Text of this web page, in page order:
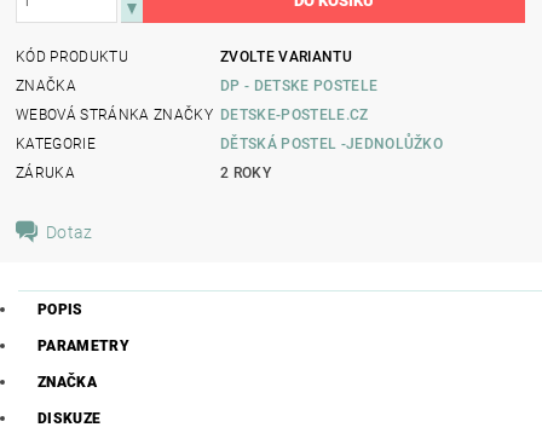
KÓD PRODUKTU
ZVOLTE VARIANTU
ZNAČKA
DP - DETSKE POSTELE
WEBOVÁ STRÁNKA ZNAČKY DETSKE-POSTELE.CZ
KATEGORIE
DĚTSKÁ POSTEL -JEDNOLŮŽKO
ZÁRUKA
2 ROKY
Dotaz
POPIS
PARAMETRY
ZNAČKA
DISKUZE